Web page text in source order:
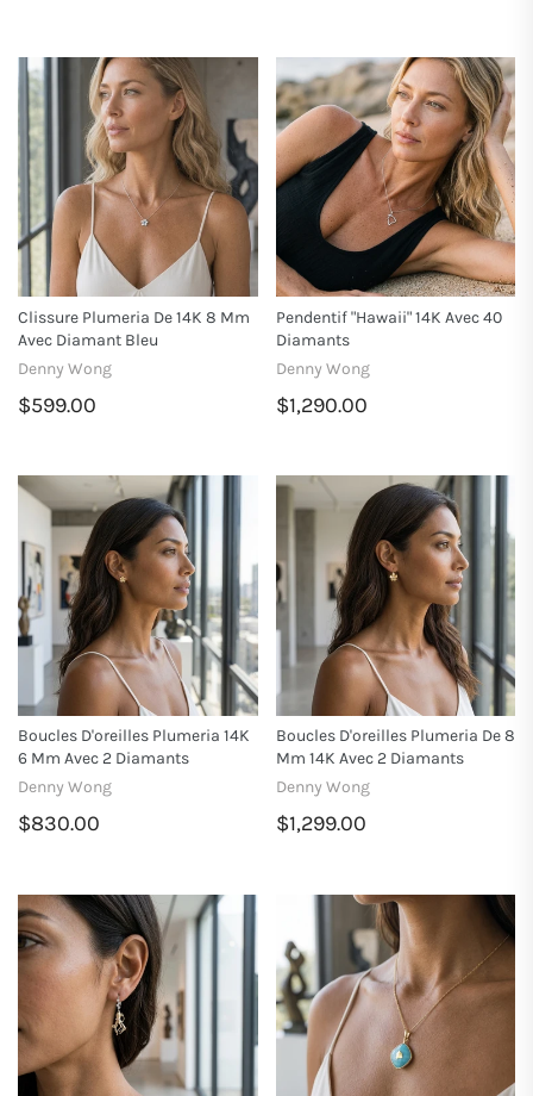
Clissure Plumeria De 14K 8 Mm
Avec Diamant Bleu
Denny Wong
$599.00
Pendentif "Hawaii" 14K Avec 40
Diamants
Denny Wong
$1,290.00
Boucles D'oreilles Plumeria 14K
6 Mm Avec 2 Diamants
Denny Wong
$830.00
Boucles D'oreilles Plumeria De 8
Mm 14K Avec 2 Diamants
Denny Wong
$1,299.00